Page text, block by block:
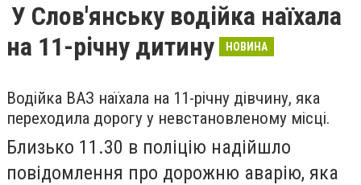
У Слов'янську водійка наїхала
на 11-річну дитину
НОВИНА
Водійка ВАЗ наїхала на 11-річну дівчину, яка
переходила дорогу у невстановленому місці.
Близько 11.30 в поліцію надійшло
повідомлення про дорожню аварію, яка